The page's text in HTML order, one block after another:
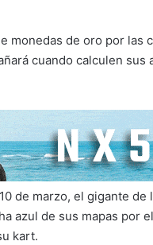
monedas de oro por las
cuando calculen sus
de marzo, el gigante
azul de sus mapas por
kart.